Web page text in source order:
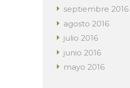
septiembre 2016
agosto 2016
julio 2016
junio 2016
mayo 2016